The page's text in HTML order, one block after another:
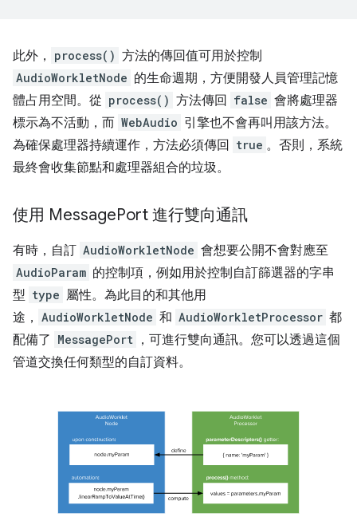
此外， process() 方法的傳回值可用於控制
AudioWorkletNode 的生命週期，方便開發人員管理記憶
體占用空間。從 process() 方法傳回 false 會將處理器
標示為不活動，而 WebAudio 引擎也不會再叫用該方法。
為確保處理器持續運作，方法必須傳回 true 。否則，系統
最終會收集節點和處理器組合的垃圾。
使用 MessagePort 進行雙向通訊
有時，自訂 AudioWorkletNode 會想要公開不會對應至
AudioParam 的控制項，例如用於控制自訂篩選器的字串
型 type 屬性。為此目的和其他用
途， AudioWorkletNode 和 AudioWorkletProcessor 都
配備了 MessagePort ，可進行雙向通訊。您可以透過這個
管道交換任何類型的自訂資料。